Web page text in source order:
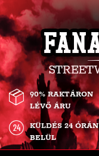
90% RAKTÁRON
LÉVŐ ÁRU
KÜLDÉS 24 ÓRÁN
BELÜL